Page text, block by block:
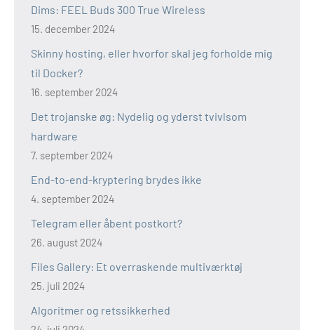
Dims: FEEL Buds 300 True Wireless
15. december 2024
Skinny hosting, eller hvorfor skal jeg forholde mig
til Docker?
16. september 2024
Det trojanske øg: Nydelig og yderst tvivlsom
hardware
7. september 2024
End-to-end-kryptering brydes ikke
4. september 2024
Telegram eller åbent postkort?
26. august 2024
Files Gallery: Et overraskende multiværktøj
25. juli 2024
Algoritmer og retssikkerhed